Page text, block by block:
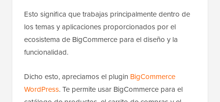
Esto significa que trabajas principalmente dentro de
los temas y aplicaciones proporcionados por el
ecosistema de BigCommerce para el diseño y la
funcionalidad.
Dicho esto, apreciamos el plugin BigCommerce
WordPress. Te permite usar BigCommerce para el